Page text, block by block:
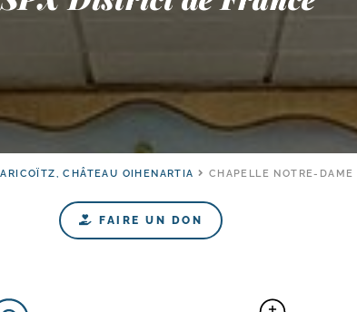
CHÂTEAU OIHENARTIA CHAPELLE NOTRE-DAME
FAIRE UN DON